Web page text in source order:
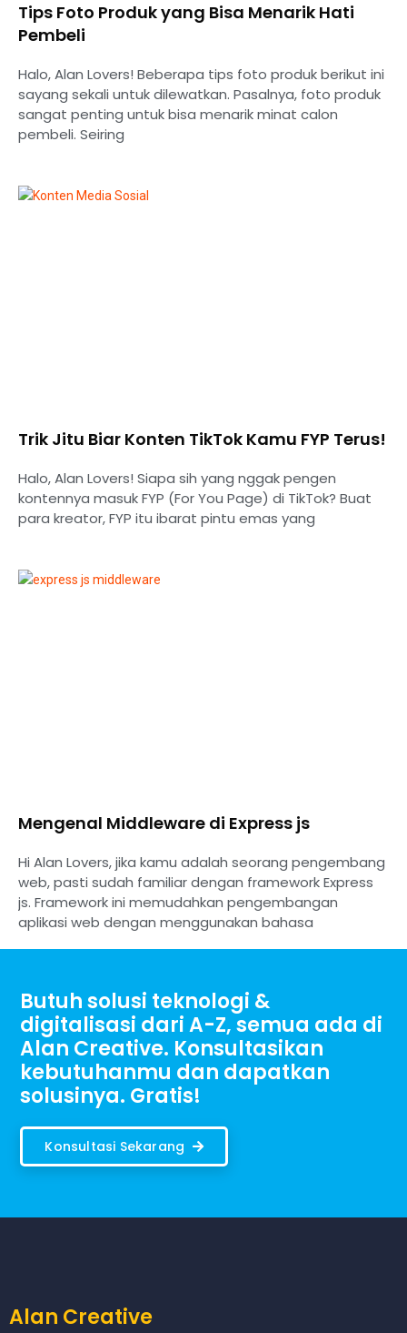
Tips Foto Produk yang Bisa Menarik Hati
Pembeli
Halo, Alan Lovers! Beberapa tips foto produk berikut ini
sayang sekali untuk dilewatkan. Pasalnya, foto produk
sangat penting untuk bisa menarik minat calon
pembeli. Seiring
Trik Jitu Biar Konten TikTok Kamu FYP Terus!
Halo, Alan Lovers! Siapa sih yang nggak pengen
kontennya masuk FYP (For You Page) di TikTok? Buat
para kreator, FYP itu ibarat pintu emas yang
Mengenal Middleware di Express js
Hi Alan Lovers, jika kamu adalah seorang pengembang
web, pasti sudah familiar dengan framework Express
js. Framework ini memudahkan pengembangan
aplikasi web dengan menggunakan bahasa
Butuh solusi teknologi &
digitalisasi dari A-Z, semua ada di
Alan Creative. Konsultasikan
kebutuhanmu dan dapatkan
solusinya. Gratis!
Konsultasi Sekarang
Alan Creative